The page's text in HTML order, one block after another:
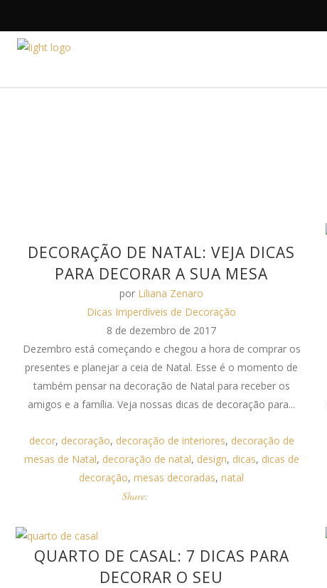
DECORAÇÃO DE NATAL: VEJA DICAS
PARA DECORAR A SUA MESA
por Liliana Zenaro
Dicas Imperdíveis de Decoração
8 de dezembro de 2017
Dezembro está começando e chegou a hora de comprar os
presentes e planejar a ceia de Natal. Esse é o momento de
também pensar na decoração de Natal para receber os
amigos e a família. Veja nossas dicas de decoração para...
decor, decoração, decoração de interiores, decoração de
mesas de Natal, decoração de natal, design, dicas, dicas de
decoração,mesas decoradas,natal
Share:
QUARTO DE CASAL: 7 DICAS PARA
DECORAR O SEU